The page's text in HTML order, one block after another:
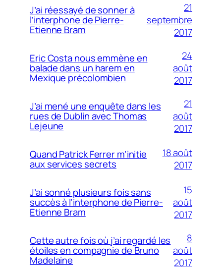
J’ai réessayé de sonner à
l’interphone de Pierre-
Etienne Bram
21
septembre
2017
Eric Costa nous emmène en
balade dans un harem en
Mexique précolombien
24
août
2017
J’ai mené une enquête dans les
rues de Dublin avec Thomas
Lejeune
21
août
2017
Quand Patrick Ferrer m’initie
aux services secrets
18 août
2017
J’ai sonné plusieurs fois sans
succès à l’interphone de Pierre-
Etienne Bram
15
août
2017
Cette autre fois où j’ai regardé les
étoiles en compagnie de Bruno
Madelaine
8
août
2017